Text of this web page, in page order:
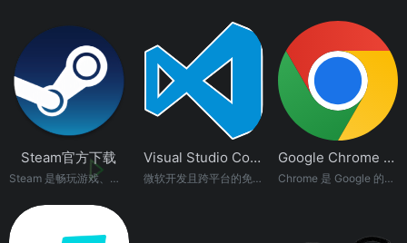
Steam官方下载
Steam 是畅玩游戏、讨论游戏、创造游戏的快乐所在。
Visual Studio Code 官方最新版本
微软开发且跨平台的免费源代码编辑器，很好用
Google Chrome 浏览器
Chrome 是 Google 的官方网络浏览器，速度飞快，安全可靠，并且支持自定义。欢迎立即下载，随心定制。